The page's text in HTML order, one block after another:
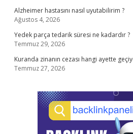
Alzheimer hastasını nasıl uyutabilirim ?
Ağustos 4, 2026
Yedek parça tedarik süresi ne kadardır ?
Temmuz 29, 2026
Kuranda zinanın cezası hangi ayette
Temmuz 27, 2026